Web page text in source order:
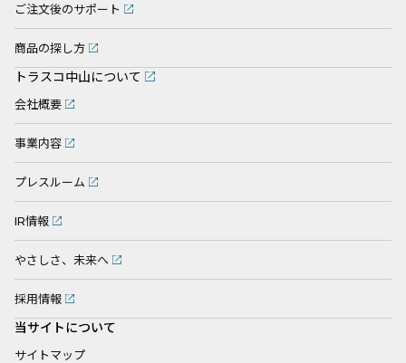
ご注文後のサポート
商品の探し方
トラスコ中山について
会社概要
事業内容
プレスルーム
IR情報
やさしさ、未来へ
採用情報
当サイトについて
サイトマップ